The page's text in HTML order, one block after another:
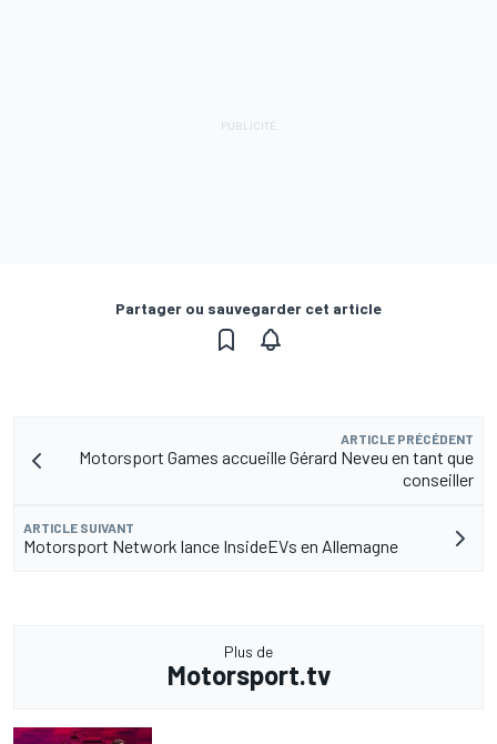
Partager ou sauvegarder cet article
ARTICLE PRÉCÉDENT
Motorsport Games accueille Gérard Neveu en tant que
conseiller
ARTICLE SUIVANT
Motorsport Network lance InsideEVs en Allemagne
Plus de
Motorsport.tv